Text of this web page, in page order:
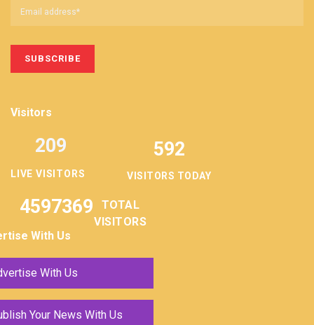
Visitors
LIVE VISITORS
209 592
VISITORS TODAY
4597369
TOTAL
VISITORS
With Us
With Us
Your News With Us